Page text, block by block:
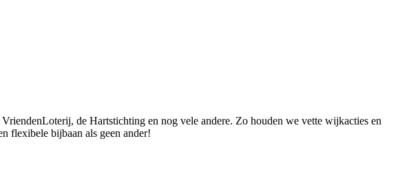
de Hartstichting en nog vele andere. Zo houden we vette wijkacties en
flexibele bijbaan als geen ander!